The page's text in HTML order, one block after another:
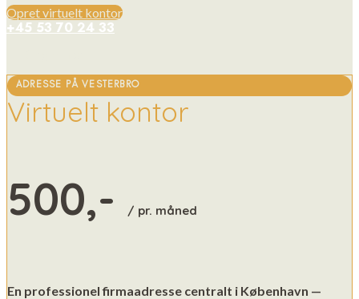
Opret virtuelt kontor
+45 53 70 24 33
ADRESSE PÅ VESTERBRO
Virtuelt kontor
500,- / pr. måned
En professionel firmaadresse centralt i København —